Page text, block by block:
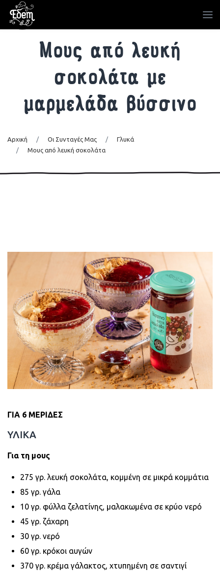
Μους από λευκή
σοκολάτα με
μαρμελάδα βύσσινο
Αρχική / Οι Συνταγές Μας /
Γλυκά
/
Μους από λευκή σοκολάτα
ΓΙΑ 6 ΜΕΡΙΔΕΣ
ΥΛΙΚΑ
Για τη μους
275 γρ. λευκή σοκολάτα, κομμένη σε μικρά κομμάτια
85 γρ. γάλα
10 γρ. φύλλα ζελατίνης, μαλακωμένα σε κρύο νερό
45 γρ. ζάχαρη
30 γρ. νερό
60 γρ. κρόκοι αυγών
370 γρ. κρέμα γάλακτος, χτυπημένη σε σαντιγί